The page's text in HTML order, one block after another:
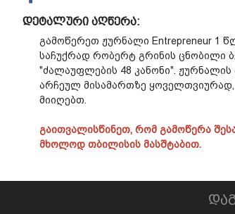
დეტალური აღწერა:
გამოწერეთ ჟურნალი Entrepreneur 1
საჩუქრად რობერტ გრინის ცნობილი
"ძალაუფლების 48 კანონი".
არჩეულ მისამართზე ყოველთვიურად,
მიიღებთ.
გაითვალისწინეთ, რომ გამოწერა
მხოლოდ თბილისის მასშტაბით.